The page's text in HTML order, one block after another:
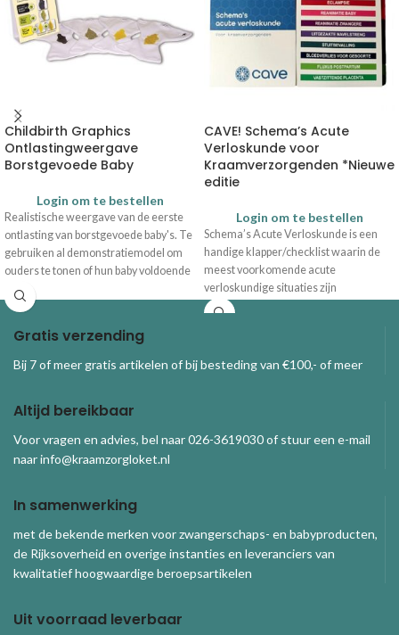
Childbirth Graphics
Ontlastingweergave
Borstgevoede Baby
Login om te bestellen
Realistische weergave van de eerste
ontlasting van borstgevoede baby's. Te
gebruiken al demonstratiemodel om
ouders te tonen of hun baby voldoende
voeding binnenkrijgt. Inhoud set
4 luiers met ontlasting
*alleen leverbaar met Engelse tekst
CAVE! Schema’s Acute
Verloskunde voor
Kraamverzorgenden *Nieuwe
editie
Login om te bestellen
Schema’s Acute Verloskunde is een
handige klapper/checklist waarin de
meest voorkomende acute
verloskundige situaties zijn
opgenomen. Onmisbaar in situaties
of wanneer er (nog) geen
Gratis verzending
Bij 7 of meer gratis artikelen of bij besteding van €100,- of meer
Altijd bereikbaar
Voor vragen en advies, bel naar 026-3619030 of stuur een e-mail
naar info@kraamzorgloket.nl
In samenwerking
met de bekende merken voor zwangerschaps- en babyproducten,
de Rijksoverheid en overige instanties en leveranciers van
kwalitatief hoogwaardige beroepsartikelen
Uit voorraad leverbaar